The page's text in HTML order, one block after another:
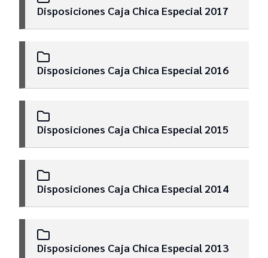
Disposiciones Caja Chica Especial 2017
Disposiciones Caja Chica Especial 2016
Disposiciones Caja Chica Especial 2015
Disposiciones Caja Chica Especial 2014
Disposiciones Caja Chica Especial 2013